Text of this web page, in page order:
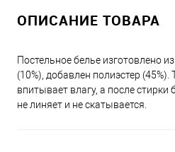
ОПИСАНИЕ ТОВАРА
Постельное белье изготовлено
(10%), добавлен полиэстер
впитывает влагу, а после
не линяет и не скатывается.